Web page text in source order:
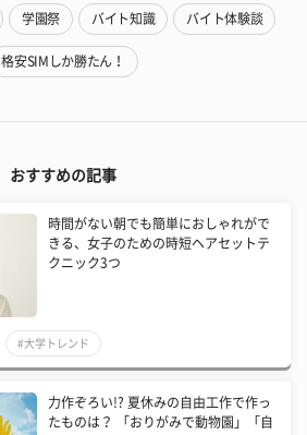
学園祭 バイト知識 バイト体験談
格安SIMしか勝たん！
おすすめの記事
時間がない朝でも簡単におしゃれがで
きる、女子のための時短ヘアセットテ
クニック3つ
#大学トレンド
力作ぞろい!? 夏休みの自由工作で作っ
たものは？ 「おりがみで動物園」「自